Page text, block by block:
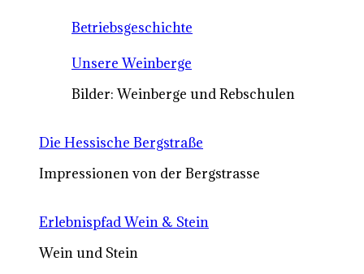
Betriebsgeschichte
Unsere Weinberge
Bilder: Weinberge und Rebschulen
Die Hessische Bergstraße
Impressionen von der Bergstrasse
Erlebnispfad Wein & Stein
Wein und Stein